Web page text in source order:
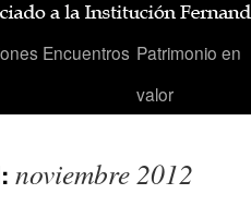
Encuentros Patrimonio en
valor
noviembre 2012